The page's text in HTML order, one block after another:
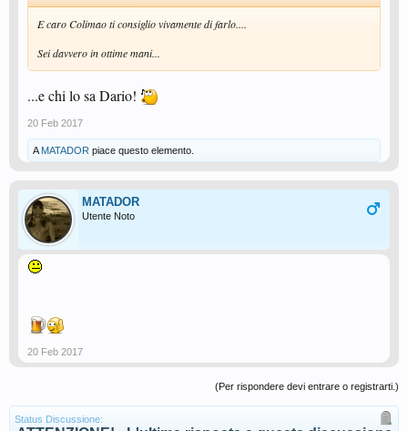
E caro Colimao ti consiglio vivamente di farlo....
Sei davvero in ottime mani...
...e chi lo sa Dario!
20 Feb 2017
A MATADOR piace questo elemento.
MATADOR
Utente Noto
20 Feb 2017
(Per rispondere devi entrare o registrarti.)
Status Discussione: